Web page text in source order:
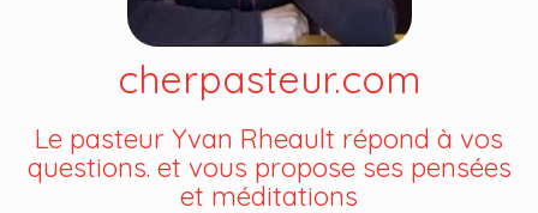
cherpasteur.com
Le pasteur Yvan Rheault répond à vos
questions. et vous propose ses pensées
et méditations